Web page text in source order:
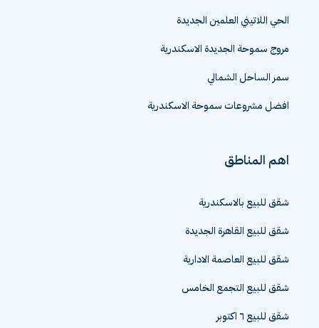
الحي اللاتيني العلمين الجديدة
مروج سموحة الجديدة الاسكندرية
سمر الساحل الشمالي
افضل مشروعات سموحة الاسكندرية
اهم المناطق
شقق للبيع بالاسكندرية
شقق للبيع القاهرة الجديدة
شقق للبيع العاصمة الادارية
شقق للبيع التجمع الخامس
شقق للبيع ٦ اكتوبر